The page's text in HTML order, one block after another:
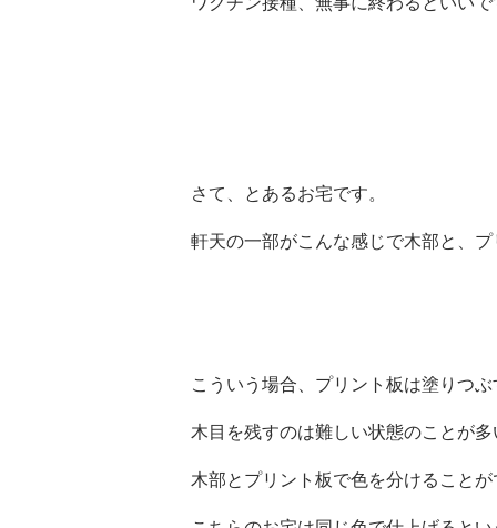
さて、とあるお宅です。
軒天の一部がこんな感じで木部と、
こういう場合、プリント板は塗りつ
木目を残すのは難しい状態のことが
木部とプリント板で色を分けること